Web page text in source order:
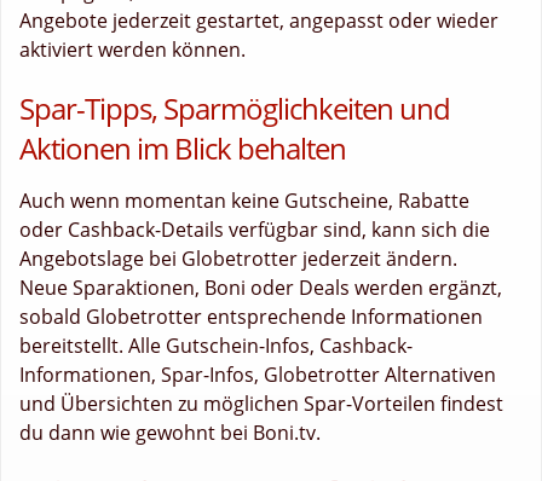
Angebote jederzeit gestartet, angepasst oder wieder
aktiviert werden können.
Spar-Tipps, Sparmöglichkeiten und
Aktionen im Blick behalten
Auch wenn momentan keine Gutscheine, Rabatte
oder Cashback-Details verfügbar sind, kann sich die
Angebotslage bei Globetrotter jederzeit ändern.
Neue Sparaktionen, Boni oder Deals werden ergänzt,
sobald Globetrotter entsprechende Informationen
bereitstellt. Alle Gutschein-Infos, Cashback-
Informationen, Spar-Infos, Globetrotter Alternativen
und Übersichten zu möglichen Spar-Vorteilen findest
du dann wie gewohnt bei Boni.tv.